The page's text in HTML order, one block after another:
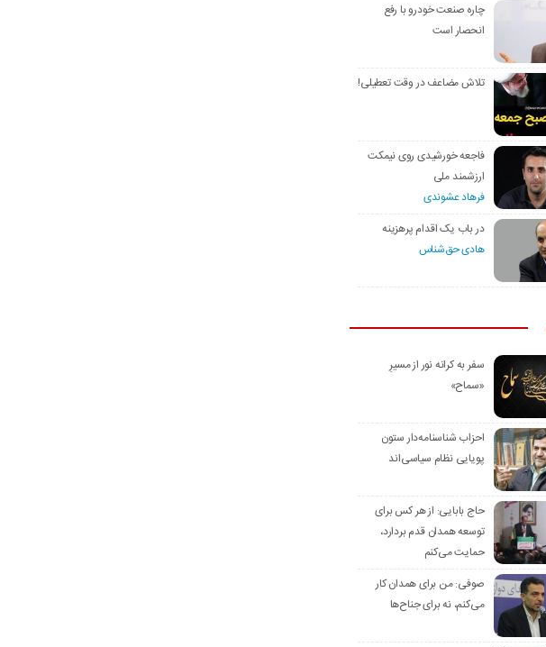
چاره صنعت خودرو با رفع
انحصار است
تلاش مضاعف در وقت تعطیلی!
فاجعه خورشیدی روی نیمکت
ارزشمند ملی
فرهاد عشوندی
در باب یک اقدام پرهزینه
هادی حق‌شناس
سفر به کرانه‌ نور از مسیرِ
«سماح»
احزاب شناسنامه‌دار ستون
پویایی نظام سیاسی‌اند
حاج بابایی: از هر کس برای
توسعه همدان قدم بردارد،
حمایت می‌کنم
صوفی: من برای همدان کار
می‌کنم، نه برای جناح‌ها